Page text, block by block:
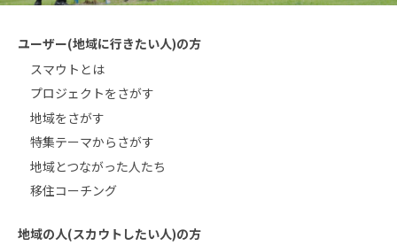
ユーザー(地域に行きたい人)の方
スマウトとは
プロジェクトをさがす
地域をさがす
特集テーマからさがす
地域とつながった人たち
移住コーチング
地域の人(スカウトしたい人)の方